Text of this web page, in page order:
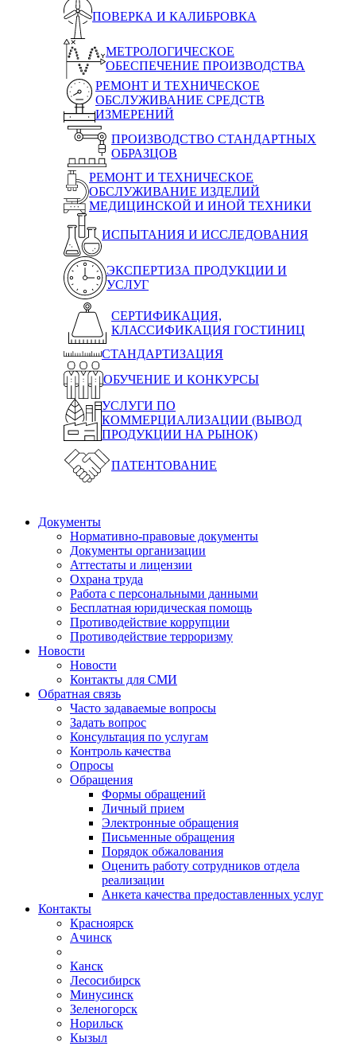
ПОВЕРКА И КАЛИБРОВКА
МЕТРОЛОГИЧЕСКОЕ
ОБЕСПЕЧЕНИЕ ПРОИЗВОДСТВА
РЕМОНТ И ТЕХНИЧЕСКОЕ
ОБСЛУЖИВАНИЕ СРЕДСТВ
ИЗМЕРЕНИЙ
ПРОИЗВОДСТВО СТАНДАРТНЫХ
ОБРАЗЦОВ
РЕМОНТ И ТЕХНИЧЕСКОЕ
ОБСЛУЖИВАНИЕ ИЗДЕЛИЙ
МЕДИЦИНСКОЙ И ИНОЙ ТЕХНИКИ
ИСПЫТАНИЯ И ИССЛЕДОВАНИЯ
ЭКСПЕРТИЗА ПРОДУКЦИИ И
УСЛУГ
СЕРТИФИКАЦИЯ,
КЛАССИФИКАЦИЯ ГОСТИНИЦ
СТАНДАРТИЗАЦИЯ
ОБУЧЕНИЕ И КОНКУРСЫ
УСЛУГИ ПО
КОММЕРЦИАЛИЗАЦИИ (ВЫВОД
ПРОДУКЦИИ НА РЫНОК)
ПАТЕНТОВАНИЕ
Документы
Нормативно-правовые документы
Документы организации
Аттестаты и лицензии
Охрана труда
Работа с персональными данными
Бесплатная юридическая помощь
Противодействие коррупции
Противодействие терроризму
Новости
Новости
Контакты для СМИ
Обратная связь
Часто задаваемые вопросы
Задать вопрос
Консультация по услугам
Контроль качества
Опросы
Обращения
Формы обращений
Личный прием
Электронные обращения
Письменные обращения
Порядок обжалования
Оценить работу сотрудников отдела
реализации
Анкета качества предоставленных услуг
Контакты
Красноярск
Ачинск
Канск
Лесосибирск
Минусинск
Зеленогорск
Норильск
Кызыл